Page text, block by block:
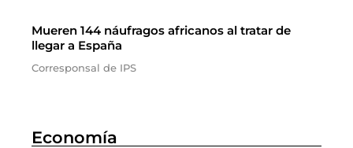
Mueren 144 náufragos africanos al tratar de
llegar a España
Corresponsal de IPS
Economía